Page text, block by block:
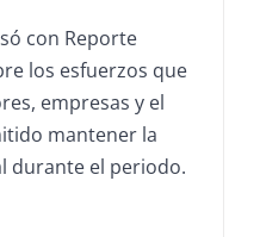
con Reporte
los esfuerzos que
empresas y el
mantener la
durante el periodo.